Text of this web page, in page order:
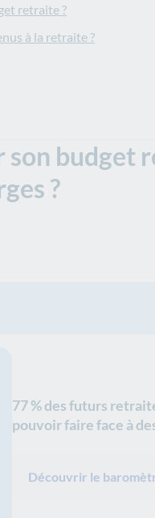
retraite ?
à la retraite ?
son budget
?
77 % des futurs
pouvoir faire face à
Découvrir le